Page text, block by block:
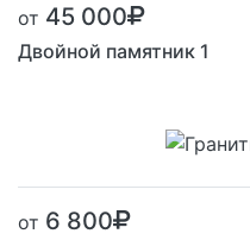
от 45 000
Двойной памятник 1
от 6 800